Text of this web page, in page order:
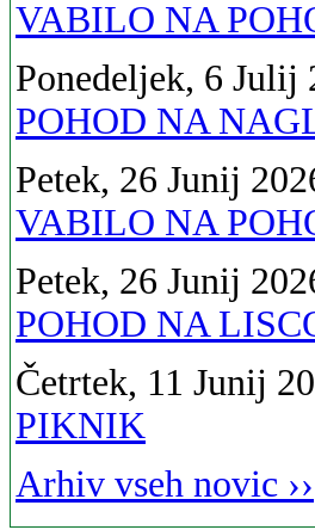
VABILO NA
Ponedeljek, 6 Julij
POHOD NA
Petek, 26 Junij
VABILO NA
Petek, 26 Junij
POHOD NA
Četrtek, 11 Junij
PIKNIK
Arhiv vseh novic ››